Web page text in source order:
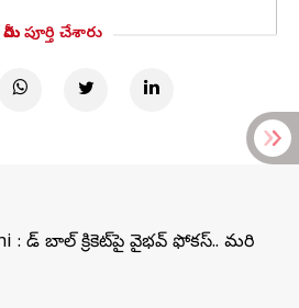
మీరు పూర్తి చేశారు
: రెడ్ బాల్ క్రికెట్‌పై వైభవ్ ఫోకస్.. మరి